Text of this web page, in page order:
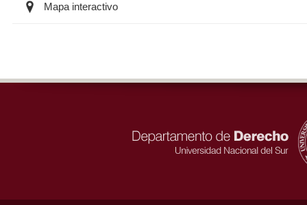
Mapa interactivo